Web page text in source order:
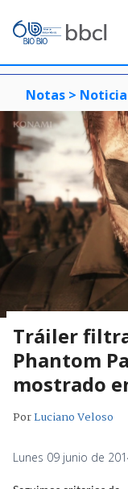
Notas > Noticia
Tráiler
Phantom
mostrado
PorLuciano Veloso
Lunes 09 junio de